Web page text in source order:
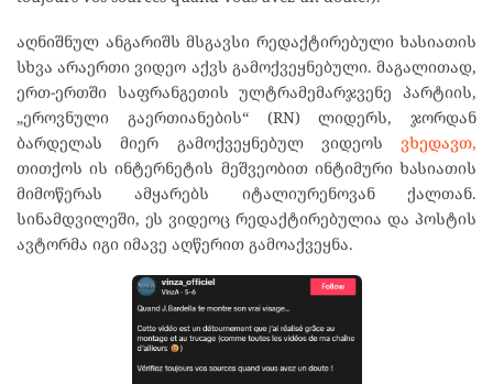
აღნიშნულ ანგარიშს მსგავსი რედაქტირებული ხასიათის
სხვა არაერთი ვიდეო აქვს გამოქვეყნებული. მაგალითად,
ერთ-ერთში საფრანგეთის ულტრამემარჯვენე პარტიის,
„ეროვნული გაერთიანების“ (RN) ლიდერს, ჯორდან
ბარდელას მიერ გამოქვეყნებულ ვიდეოს ვხედავთ,
თითქოს ის ინტერნეტის მეშვეობით ინტიმური ხასიათის
მიმოწერას ამყარებს იტალიურენოვან ქალთან.
სინამდვილეში, ეს ვიდეოც რედაქტირებულია და პოსტის
ავტორმა იგი იმავე აღწერით გამოაქვეყნა.